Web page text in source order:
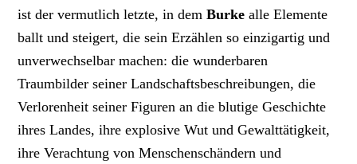
ist der vermutlich letzte, in demBurke alle Elemente
ballt und steigert, die sein Erzählen so einzigartig und
unverwechselbar machen: die wunderbaren
Traumbilder seiner Landschaftsbeschreibungen, die
Verlorenheit seiner Figuren an die blutige Geschichte
ihres Landes, ihre explosive Wut und Gewalttätigkeit,
ihre Verachtung von Menschenschändern und